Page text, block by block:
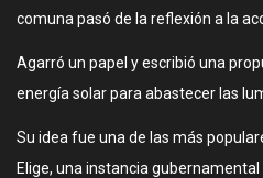
comuna pasó de la reflexión a la
Agarró un papel y escribió una
energía solar para abastecer las
Su idea fue una de las más
Elige, una instancia